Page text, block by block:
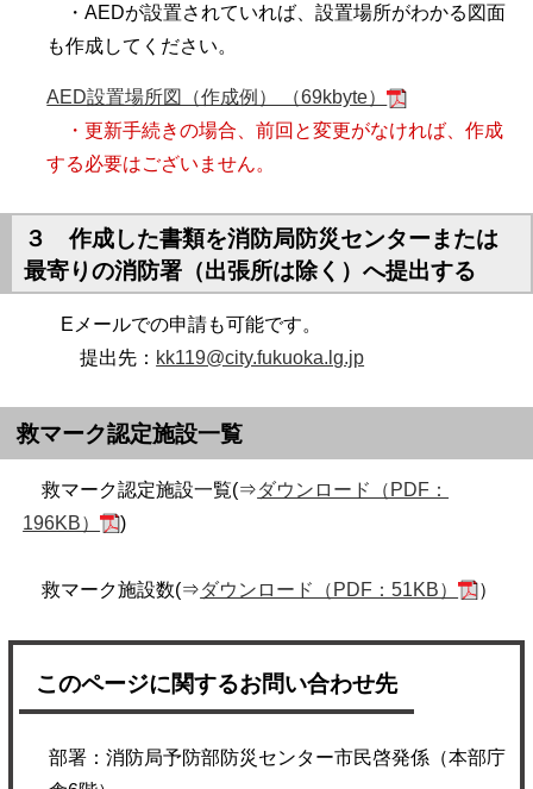
・AEDが設置されていれば、設置場所がわかる図面
も作成してください。
AED設置場所図（作成例） （69kbyte）
・更新手続きの場合、前回と変更がなければ、作成
する必要はございません。
３ 作成した書類を消防局防災センターまたは
最寄りの消防署（出張所は除く）へ提出する
Eメールでの申請も可能です。
提出先： kk119@city.fukuoka.lg.jp
救マーク認定施設一覧
救マーク認定施設一覧(⇒ダウンロード（PDF：
196KB）
)
救マーク施設数(⇒ダウンロード（PDF：51KB） ）
このページに関するお問い合わせ先
部署：消防局予防部防災センター市民啓発係（本部庁